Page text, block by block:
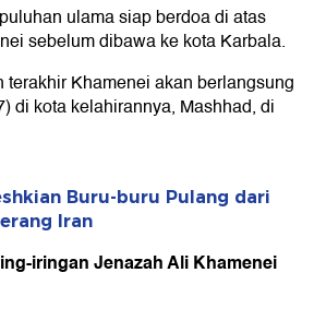
ulama siap berdoa di atas
sebelum dibawa ke kota Karbala.
terakhir Khamenei akan berlangsung
di kota kelahirannya, Mashhad, di
Buru-buru Pulang dari
Iran
iringan Jenazah Ali Khamenei